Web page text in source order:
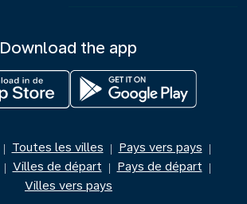
Download the app
| Toutes les villes | Pays vers pays |
| Villes de départ | Pays de départ |
Villes vers pays